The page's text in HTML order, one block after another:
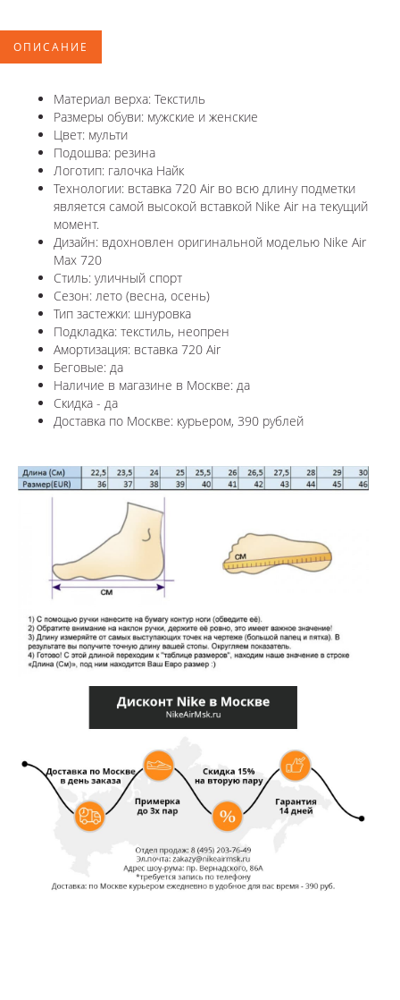
ОПИСАНИЕ
Материал верха: Текстиль
Размеры обуви: мужские и женские
Цвет: мульти
Подошва: резина
Логотип: галочка Найк
Технологии: вставка 720 Air во всю длину подметки
является самой высокой вставкой Nike Air на текущий
момент.
Дизайн: вдохновлен оригинальной моделью Nike Air
Max 720
Стиль: уличный спорт
Сезон: лето (весна, осень)
Тип застежки: шнуровка
Подкладка: текстиль, неопрен
Амортизация: вставка 720 Air
Беговые: да
Наличие в магазине в Москве: да
Скидка - да
Доставка по Москве: курьером, 390 рублей